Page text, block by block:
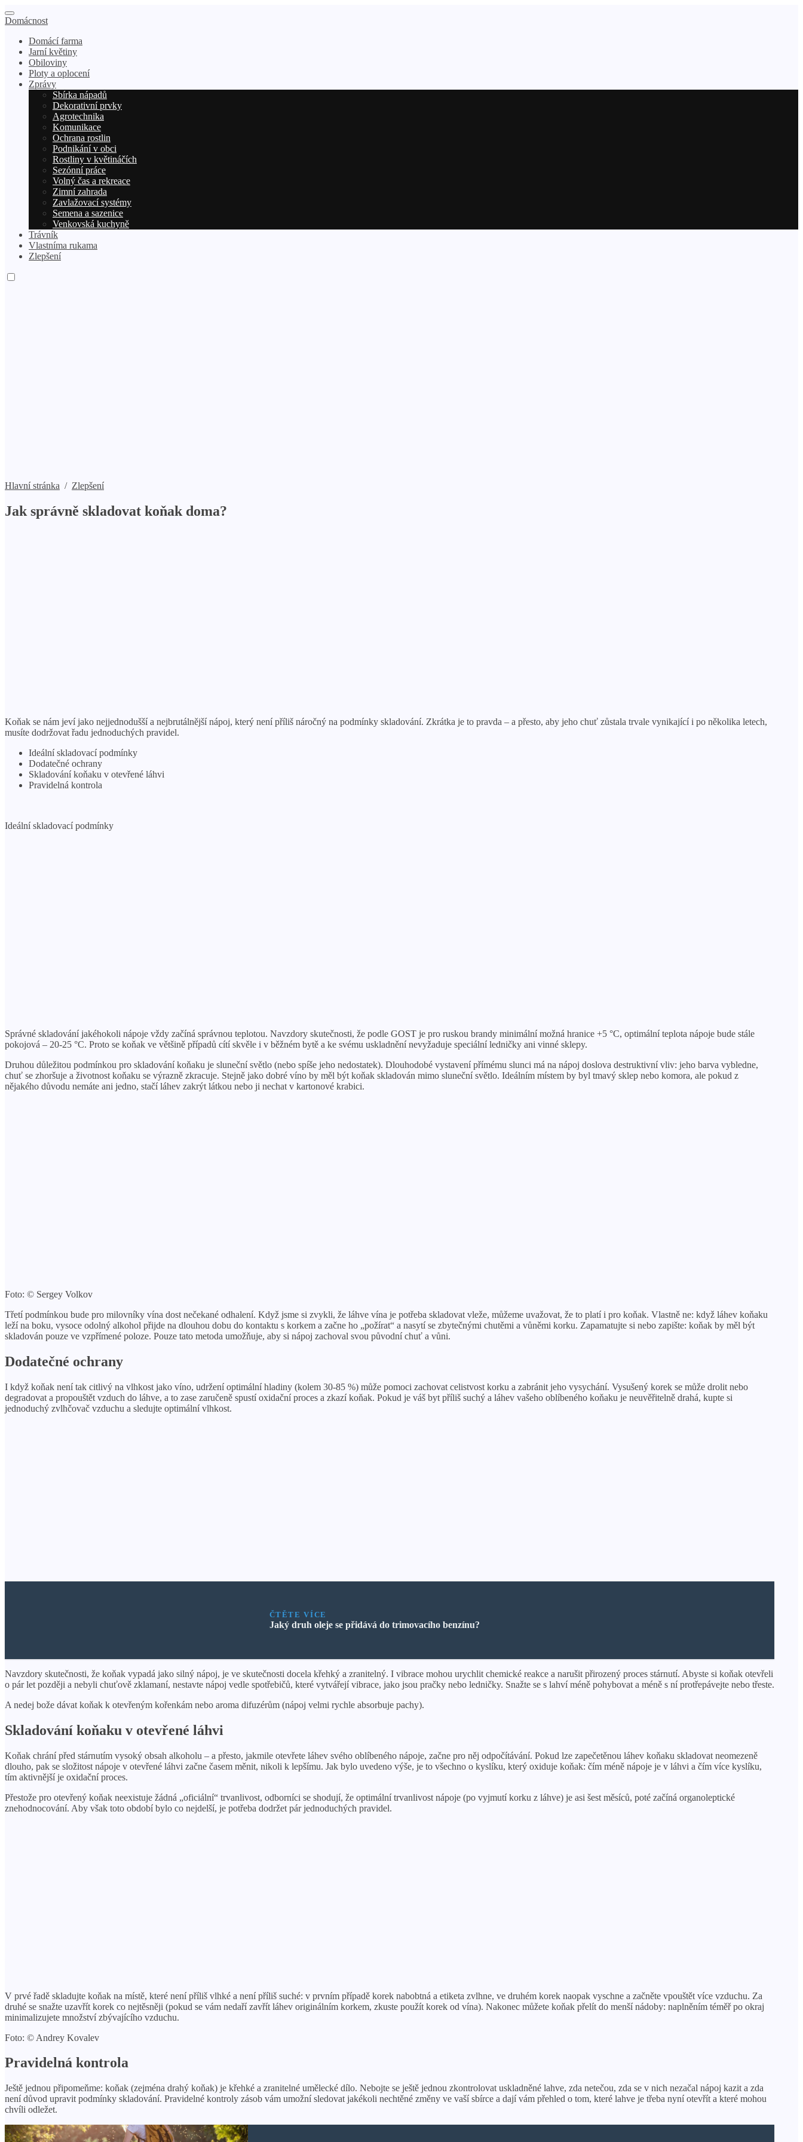
Domácnost
Domácí farma
Jarní květiny
Obiloviny
Ploty a oplocení
Zprávy
Sbírka nápadů
Dekorativní prvky
Agrotechnika
Komunikace
Ochrana rostlin
Podnikání v obci
Rostliny v květináčích
Sezónní práce
Volný čas a rekreace
Zimní zahrada
Zavlažovací systémy
Semena a sazenice
Venkovská kuchyně
Trávník
Vlastníma rukama
Zlepšení
Hlavní stránka / Zlepšení
Jak správně skladovat koňak doma?
Koňak se nám jeví jako nejjednodušší a nejbrutálnější nápoj, který není příliš náročný na podmínky skladování. Zkrátka je to pravda – a přesto, aby jeho chuť zůstala trvale vynikající i po několika letech,
musíte dodržovat řadu jednoduchých pravidel.
Ideální skladovací podmínky
Dodatečné ochrany
Skladování koňaku v otevřené láhvi
Pravidelná kontrola
Ideální skladovací podmínky
Správné skladování jakéhokoli nápoje vždy začíná správnou teplotou. Navzdory skutečnosti, že podle GOST je pro ruskou brandy minimální možná hranice +5 °C, optimální teplota nápoje bude stále
pokojová – 20-25 °C. Proto se koňak ve většině případů cítí skvěle i v běžném bytě a ke svému uskladnění nevyžaduje speciální ledničky ani vinné sklepy.
Druhou důležitou podmínkou pro skladování koňaku je sluneční světlo (nebo spíše jeho nedostatek). Dlouhodobé vystavení přímému slunci má na nápoj doslova destruktivní vliv: jeho barva vybledne,
chuť se zhoršuje a životnost koňaku se výrazně zkracuje. Stejně jako dobré víno by měl být koňak skladován mimo sluneční světlo. Ideálním místem by byl tmavý sklep nebo komora, ale pokud z
nějakého důvodu nemáte ani jedno, stačí láhev zakrýt látkou nebo ji nechat v kartonové krabici.
Foto: © Sergey Volkov
Třetí podmínkou bude pro milovníky vína dost nečekané odhalení. Když jsme si zvykli, že láhve vína je potřeba skladovat vleže, můžeme uvažovat, že to platí i pro koňak. Vlastně ne: když láhev koňaku
leží na boku, vysoce odolný alkohol přijde na dlouhou dobu do kontaktu s korkem a začne ho „požírat“ a nasytí se zbytečnými chutěmi a vůněmi korku. Zapamatujte si nebo zapište: koňak by měl být
skladován pouze ve vzpřímené poloze. Pouze tato metoda umožňuje, aby si nápoj zachoval svou původní chuť a vůni.
Dodatečné ochrany
I když koňak není tak citlivý na vlhkost jako víno, udržení optimální hladiny (kolem 30-85 %) může pomoci zachovat celistvost korku a zabránit jeho vysychání. Vysušený korek se může drolit nebo
degradovat a propouštět vzduch do láhve, a to zase zaručeně spustí oxidační proces a zkazí koňak. Pokud je váš byt příliš suchý a láhev vašeho oblíbeného koňaku je neuvěřitelně drahá, kupte si
jednoduchý zvlhčovač vzduchu a sledujte optimální vlhkost.
ČTĚTE VÍCE
Jaký druh oleje se přidává do trimovacího benzínu?
Navzdory skutečnosti, že koňak vypadá jako silný nápoj, je ve skutečnosti docela křehký a zranitelný. I vibrace mohou urychlit chemické reakce a narušit přirozený proces stárnutí. Abyste si koňak otevřeli
o pár let později a nebyli chuťově zklamaní, nestavte nápoj vedle spotřebičů, které vytvářejí vibrace, jako jsou pračky nebo ledničky. Snažte se s lahví méně pohybovat a méně s ní protřepávejte nebo třeste.
A nedej bože dávat koňak k otevřeným kořenkám nebo aroma difuzérům (nápoj velmi rychle absorbuje pachy).
Skladování koňaku v otevřené láhvi
Koňak chrání před stárnutím vysoký obsah alkoholu – a přesto, jakmile otevřete láhev svého oblíbeného nápoje, začne pro něj odpočítávání. Pokud lze zapečetěnou láhev koňaku skladovat neomezeně
dlouho, pak se složitost nápoje v otevřené láhvi začne časem měnit, nikoli k lepšímu. Jak bylo uvedeno výše, je to všechno o kyslíku, který oxiduje koňak: čím méně nápoje je v láhvi a čím více kyslíku,
tím aktivnější je oxidační proces.
Přestože pro otevřený koňak neexistuje žádná „oficiální“ trvanlivost, odborníci se shodují, že optimální trvanlivost nápoje (po vyjmutí korku z láhve) je asi šest měsíců, poté začíná organoleptické
znehodnocování. Aby však toto období bylo co nejdelší, je potřeba dodržet pár jednoduchých pravidel.
V prvé řadě skladujte koňak na místě, které není příliš vlhké a není příliš suché: v prvním případě korek nabobtná a etiketa zvlhne, ve druhém korek naopak vyschne a začněte vpouštět více vzduchu. Za
druhé se snažte uzavřít korek co nejtěsněji (pokud se vám nedaří zavřít láhev originálním korkem, zkuste použít korek od vína). Nakonec můžete koňak přelít do menší nádoby: naplněním téměř po okraj
minimalizujete množství zbývajícího vzduchu.
Foto: © Andrey Kovalev
Pravidelná kontrola
Ještě jednou připomeňme: koňak (zejména drahý koňak) je křehké a zranitelné umělecké dílo. Nebojte se ještě jednou zkontrolovat uskladněné lahve, zda netečou, zda se v nich nezačal nápoj kazit a zda
není důvod upravit podmínky skladování. Pravidelné kontroly zásob vám umožní sledovat jakékoli nechtěné změny ve vaší sbírce a dají vám přehled o tom, které lahve je třeba nyní otevřít a které mohou
chvíli odležet.